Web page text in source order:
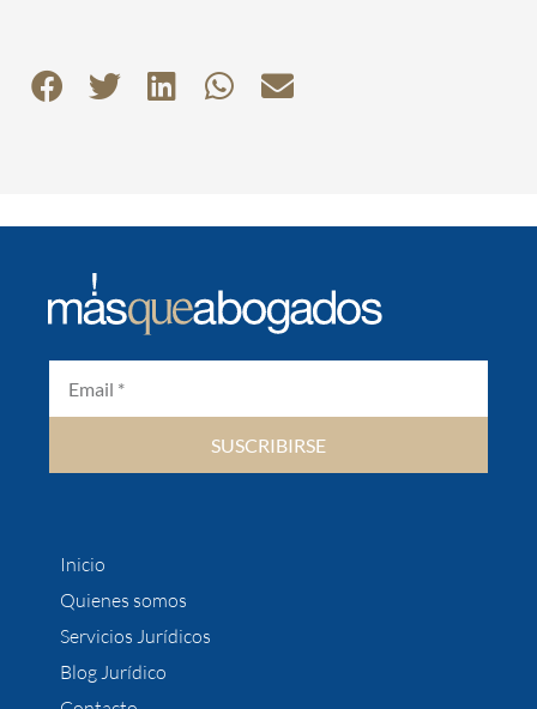
SUSCRIBIRSE
Inicio
Quienes somos
Servicios Jurídicos
Blog Jurídico